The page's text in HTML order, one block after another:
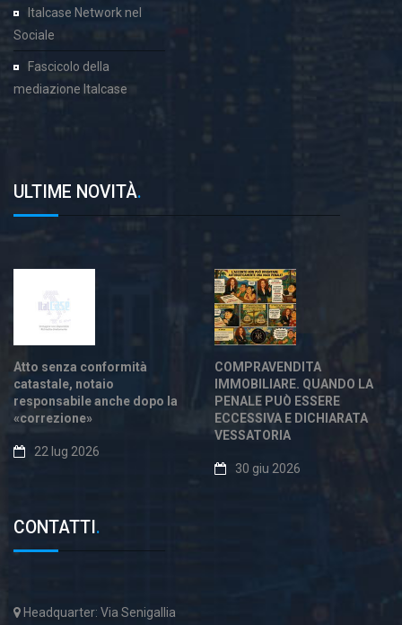
Italcase Network nel
Sociale
Fascicolo della
mediazione Italcase
ULTIME NOVITÀ.
Atto senza conformità
catastale, notaio
responsabile anche dopo la
«correzione»
22 lug 2026
COMPRAVENDITA
IMMOBILIARE. QUANDO LA
PENALE PUÒ ESSERE
ECCESSIVA E DICHIARATA
VESSATORIA
30 giu 2026
CONTATTI .
Headquarter: Via Senigallia